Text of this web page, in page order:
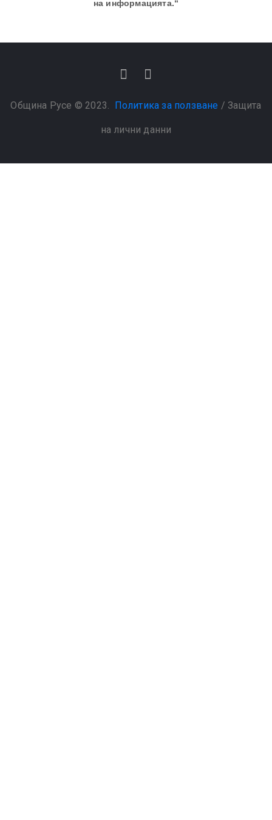
на информацията.“
Община Русе © 2023. Политика за ползване / Защита
на лични данни